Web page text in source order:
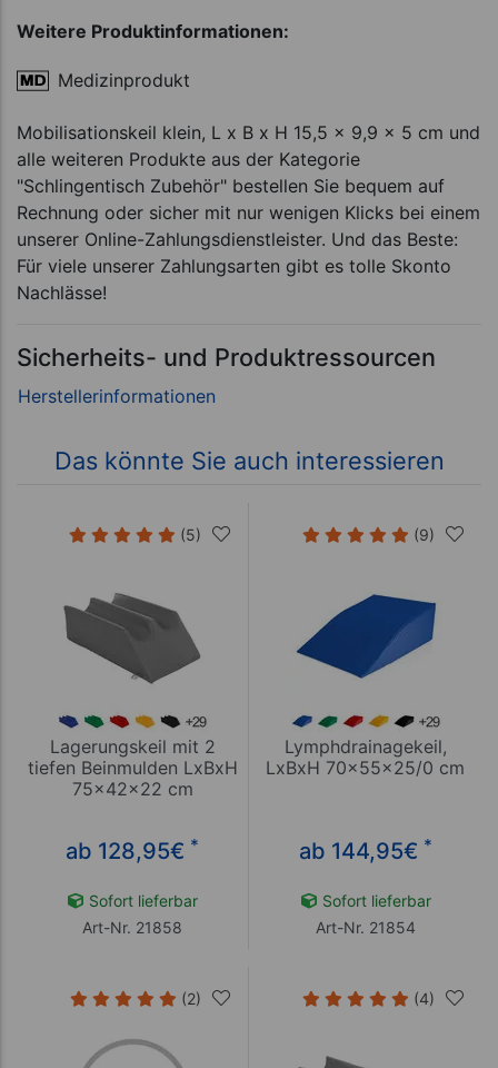
Weitere Produktinformationen:
Medizinprodukt
Mobilisationskeil klein, L x B x H 15,5 x 9,9 x 5 cm und
alle weiteren Produkte aus der Kategorie
"Schlingentisch Zubehör" bestellen Sie bequem auf
Rechnung oder sicher mit nur wenigen Klicks bei einem
unserer Online-Zahlungsdienstleister. Und das Beste:
Für viele unserer Zahlungsarten gibt es tolle Skonto
Nachlässe!
Sicherheits- und Produktressourcen
Das könnte Sie auch interessieren
(5)
Lagerungskeil mit 2
tiefen Beinmulden LxBxH
75x42x22 cm
ab 128,95€ *
Sofort lieferbar
Art-Nr. 21858
(9)
Lymphdrainagekeil,
LxBxH 70x55x25/0 cm
ab 144,95€ *
Sofort lieferbar
Art-Nr. 21854
(2) (4)